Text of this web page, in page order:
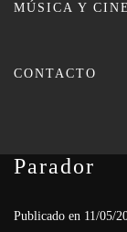
MÚSICA Y CINE
CONTACTO
incluye
Parador
Publicado en 11/05/